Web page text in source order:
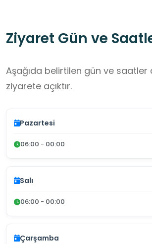
Ziyaret Gün ve
Aşağıda belirtilen gün ve saatler
ziyarete açıktır.
Pazartesi
06:00 - 00:00
Salı
06:00 - 00:00
Çarşamba